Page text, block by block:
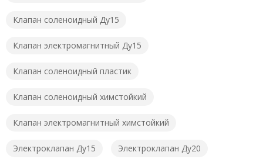
Клапан соленоидный Ду15
Клапан электромагнитный Ду15
Клапан соленоидный пластик
Клапан соленоидный химстойкий
Клапан электромагнитный химстойкий
Электроклапан Ду15 Электроклапан Ду20